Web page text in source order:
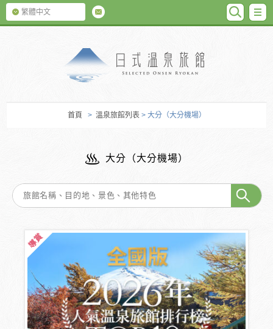
繁體中文
首頁 > 溫泉旅館列表 > 大分（大分機場）
大分（大分機場）